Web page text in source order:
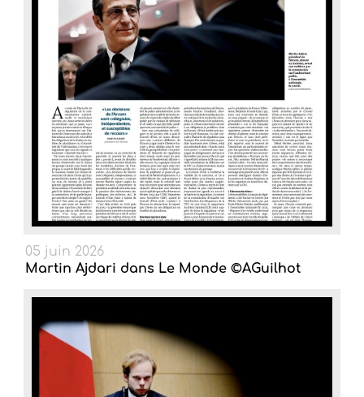
05 juin 2026
Martin Ajdari dans Le Monde ©AGuilhot